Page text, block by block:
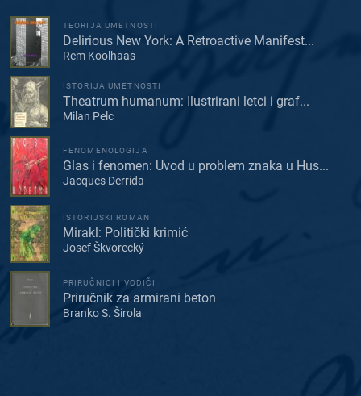
TEORIJA UMETNOSTI
Delirious New York: A Retroactive Manifest...
Rem Koolhaas
ISTORIJA UMETNOSTI
Theatrum humanum: Ilustrirani letci i graf...
Milan Pelc
FENOMENOLOGIJA
Glas i fenomen: Uvod u problem znaka u Hus...
Jacques Derrida
ISTORIJSKI ROMAN
Mirakl: Politički krimić
Josef Škvorecký
PRIRUČNICI I VODIČI
Priručnik za armirani beton
Branko S. Širola